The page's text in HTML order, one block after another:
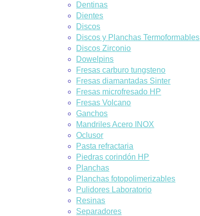
Dentinas
Dientes
Discos
Discos y Planchas Termoformables
Discos Zirconio
Dowelpins
Fresas carburo tungsteno
Fresas diamantadas Sinter
Fresas microfresado HP
Fresas Volcano
Ganchos
Mandriles Acero INOX
Oclusor
Pasta refractaria
Piedras corindón HP
Planchas
Planchas fotopolimerizables
Pulidores Laboratorio
Resinas
Separadores